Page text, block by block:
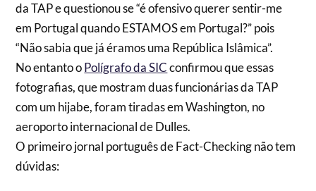
da TAP e questionou se “é ofensivo querer sentir-me
em Portugal quando ESTAMOS em Portugal?” pois
“Não sabia que já éramos uma República Islâmica”.
No entanto oPolígrafo da SICconfirmou que essas
fotografias, que mostram duas funcionárias da TAP
com um hijabe, foram tiradas em Washington, no
aeroporto internacional de Dulles.
O primeiro jornal português de Fact-Checking não tem
dúvidas: